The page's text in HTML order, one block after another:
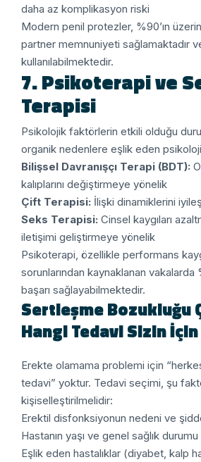
daha az komplikasyon riski
Modern penil protezler, %90’ın
partner memnuniyeti sağlamaktadır
kullanılabilmektedir.
7. Psikoterapi ve
Terapisi
Psikolojik faktörlerin etkili olduğu
organik nedenlere eşlik eden
Bilişsel Davranışçı Terapi (BDT):
kalıplarını değiştirmeye yönelik
Çift Terapisi: İlişki dinamiklerini
Seks Terapisi: Cinsel kaygıları
iletişimi geliştirmeye yönelik
Psikoterapi, özellikle performans
sorunlarından kaynaklanan vakalarda
başarı sağlayabilmektedir.
Sertleşme Bozukluğu
Hangi Tedavi Sizin
Erekte olamama problemi için
tedavi” yoktur. Tedavi seçimi, şu
kişiselleştirilmelidir:
Erektil disfonksiyonun nedeni ve
Hastanın yaşı ve genel sağlık durumu
Eşlik eden hastalıklar (diyabet, kalp